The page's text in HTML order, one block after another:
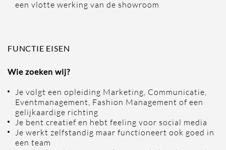
een vlotte werking van de showroom
FUNCTIE EISEN
Wie zoeken wij?
Je volgt een opleiding Marketing, Communicatie,
Eventmanagement, Fashion Management of een
gelijkaardige richting
Je bent creatief en hebt feeling voor social media
Je werkt zelfstandig maar functioneert ook goed in
een team